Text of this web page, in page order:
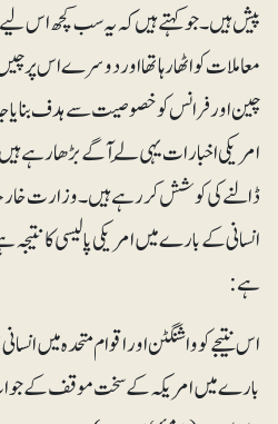
پیش ہیں۔ جو کہتے ہیں کہ یہ سب کچھ اس
معاملات کو اٹھا رہا تھا اور دوسرے اس
چین اور فرانس کو خصوصیت سے ہدف بنایا
امریکی اخبارات یہی لَے آگے بڑھا رہے
ڈالنے کی کوشش کر رہے ہیں۔ وزارت
انسانی کے بارے میں امریکی پالیسی کا نتیجہ
ہے:
اس نتیجے کو واشنگٹن اور اقوام متحدہ میں
بارے میں امریکہ کے سخت موقف کے